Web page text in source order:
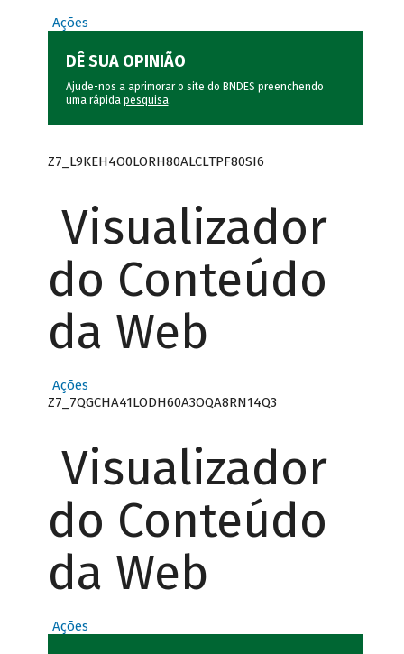
Ações
DÊ SUA OPINIÃO
Ajude-nos a aprimorar o site do BNDES preenchendo
uma rápida pesquisa.
Z7_L9KEH4O0LORH80ALCLTPF80SI6
Visualizador
do Conteúdo
da Web
Ações
Z7_7QGCHA41LODH60A3OQA8RN14Q3
Visualizador
do Conteúdo
da Web
Ações